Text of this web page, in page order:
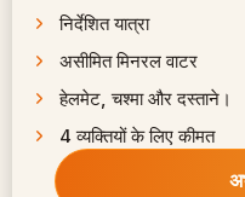
निर्देशित यात्रा
असीमित मिनरल वाटर
हेलमेट, चश्मा और दस्ताने।
4 व्यक्तियों के लिए कीमत